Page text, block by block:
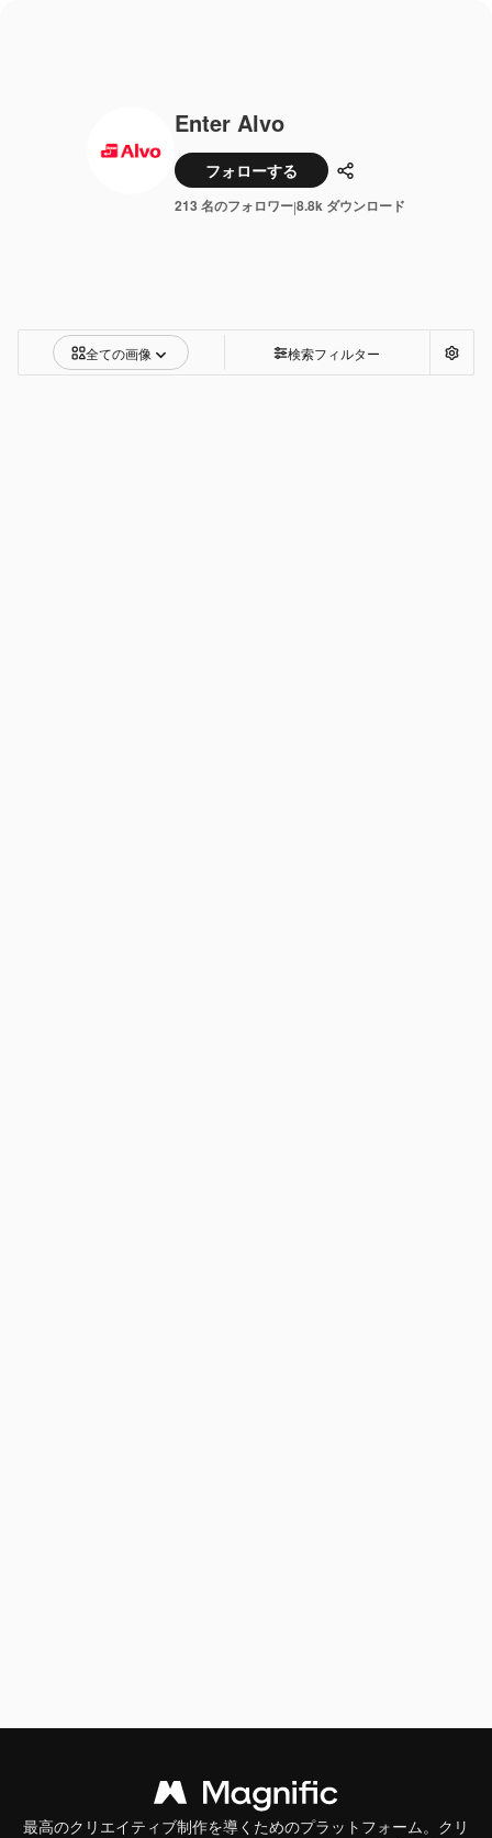
Enter Alvo
フォローする 共有
213 名のフォロワー|8.8k ダウンロード
全ての画像 検索フィルター
最高のクリエイティブ制作を導くためのプラットフォーム。クリ